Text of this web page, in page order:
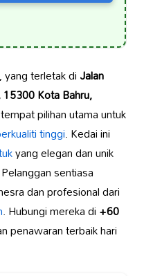
yang terletak diJalan
Kota Bahru,
pilihan utama untuk
tinggi. Kedai ini
yang elegan dan unik
sentiasa
dan profesional dari
. Hubungi mereka di+60
penawaran terbaik hari